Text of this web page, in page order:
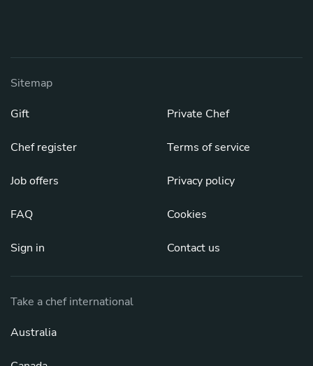
Sitemap
Gift
Chef register
Job offers
FAQ
Sign in
Private Chef
Terms of service
Privacy policy
Cookies
Contact us
Take a chef international
Australia